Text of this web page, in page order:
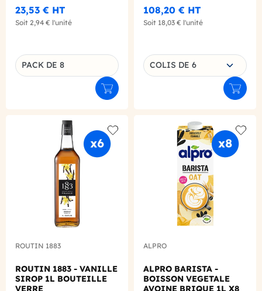
23,53 € HT
Soit 2,94 € l'unité
Déclinaison du produit
PACK DE 8
Ajouter au panier
108,20 € HT
Soit 18,03 € l'unité
Choisissez une déclinaison
COLIS DE 6
Add to wishlist
ROUTIN 1883
ROUTIN 1883 - VANILLE
SIROP 1L BOUTEILLE
VERRE
Add
ALPRO
ALPRO BARISTA -
BOISSON VEGETALE
AVOINE BRIQUE 1L X8